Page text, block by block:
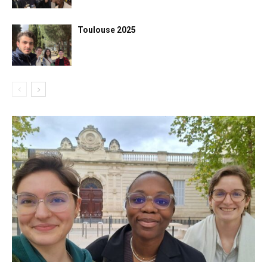
Toulouse 2025